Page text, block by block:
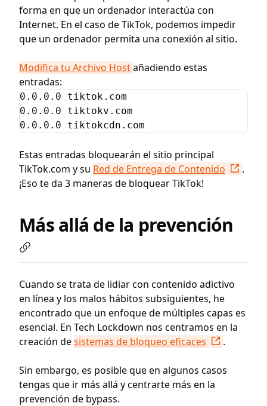
forma en que un ordenador interactúa con
Internet. En el caso de TikTok, podemos impedir
que un ordenador permita una conexión al sitio.
Modifica tu Archivo Hostañadiendo estas
entradas:
0.0.0.0 tiktok.com
0.0.0.0 tiktokv.com
0.0.0.0 tiktokcdn.com
Estas entradas bloquearán el sitio principal
TikTok.com y su Red de Entrega de Contenido
.
¡Eso te da 3 maneras de bloquear TikTok!
Más allá de la prevención
Cuando se trata de lidiar con contenido adictivo
en línea y los malos hábitos subsiguientes, he
encontrado que un enfoque de múltiples capas es
esencial. En Tech Lockdown nos centramos en la
creación desistemas de bloqueo eficaces .
Sin embargo, es posible que en algunos casos
tengas que ir más allá y centrarte más en la
prevención de bypass.